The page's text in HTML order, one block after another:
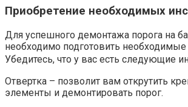
Приобретение необходимых
Для успешного демонтажа порога на
необходимо подготовить
Убедитесь, что у вас есть следующие
Отвертка – позволит вам открутить
элементы и демонтировать порог.